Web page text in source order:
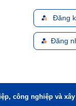
Đăng
Đăng
công nghiệp và